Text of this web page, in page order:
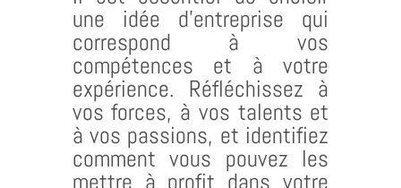
une idée d’entreprise qui
correspond à vos
compétences et à votre
expérience. Réfléchissez à
vos forces, à vos talents et
à vos passions, et identifiez
comment vous pouvez les